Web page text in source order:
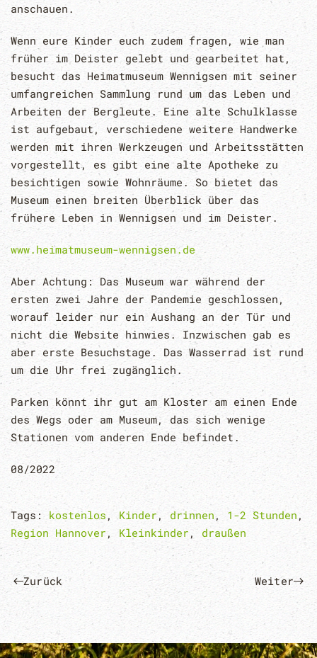
anschauen.
Wenn eure Kinder euch zudem fragen, wie man
früher im Deister gelebt und gearbeitet hat,
besucht das Heimatmuseum Wennigsen mit seiner
umfangreichen Sammlung rund um das Leben und
Arbeiten der Bergleute. Eine alte Schulklasse
ist aufgebaut, verschiedene weitere Handwerke
werden mit ihren Werkzeugen und Arbeitsstätten
vorgestellt, es gibt eine alte Apotheke zu
besichtigen sowie Wohnräume. So bietet das
Museum einen breiten Überblick über das
frühere Leben in Wennigsen und im Deister.
www.heimatmuseum-wennigsen.de
Aber Achtung: Das Museum war während der
ersten zwei Jahre der Pandemie geschlossen,
worauf leider nur ein Aushang an der Tür und
nicht die Website hinwies. Inzwischen gab es
aber erste Besuchstage. Das Wasserrad ist rund
um die Uhr frei zugänglich.
Parken könnt ihr gut am Kloster am einen Ende
des Wegs oder am Museum, das sich wenige
Stationen vom anderen Ende befindet.
08/2022
Tags: kostenlos ,Kinder , drinnen, 1-2 Stunden ,
Region Hannover , Kleinkinder , draußen
Zurück Weiter